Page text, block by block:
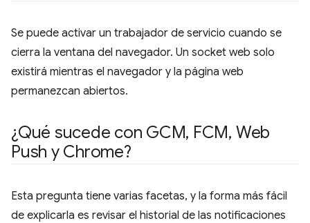
Se puede activar un trabajador de servicio cuando se
cierra la ventana del navegador. Un socket web solo
existirá mientras el navegador y la página web
permanezcan abiertos.
¿Qué sucede con GCM, FCM, Web
Push y Chrome?
Esta pregunta tiene varias facetas, y la forma más fácil
de explicarla es revisar el historial de las notificaciones